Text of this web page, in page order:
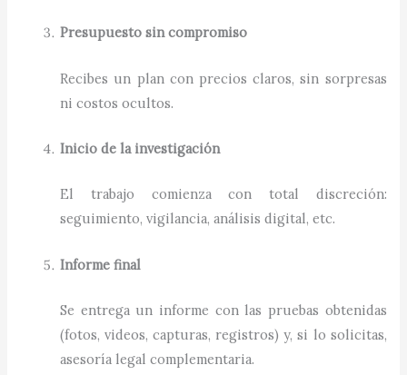
Presupuesto sin compromiso
Recibes un plan con precios claros, sin sorpresas
ni costos ocultos.
Inicio de la investigación
El trabajo comienza con total discreción:
seguimiento, vigilancia, análisis digital, etc.
Informe final
Se entrega un informe con las pruebas obtenidas
(fotos, videos, capturas, registros) y, si lo solicitas,
asesoría legal complementaria.